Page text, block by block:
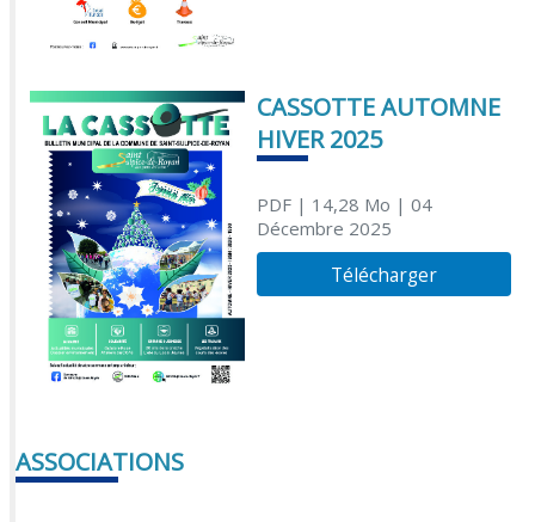
CASSOTTE AUTOMNE
HIVER 2025
PDF| 14,28 Mo | 04
Décembre 2025
Télécharger
ASSOCIATIONS